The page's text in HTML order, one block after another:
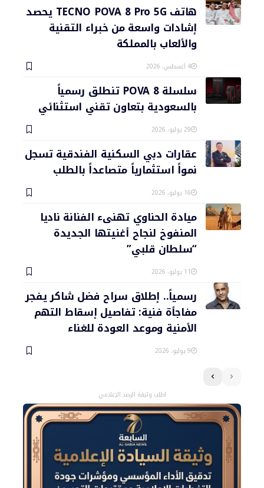
هاتف TECNO POVA 8 Pro 5G يحصد
إشادات واسعة من خبراء التقنية
والألعاب بالمملكة
4 أغسطس، 2026
سلسلة POVA 8 تنطلق رسمياً
بالسعودية بتعاون تقني استثنائي
29 يوليو، 2026
عقارات دبي السكنية الفندقية تسجل
نمواً استثمارياً متصاعداً بالطلب
16 يوليو، 2026
ميادة الحناوي تهنىء الفنانة ناديا
المنفوخ لنجاح أغنيتها الجديدة
“سلطان قلبي”
11 يوليو، 2026
رسمياً.. إطلاق سراح فضل شاكر يفجر
مفاجأة فنية: تفاصيل إسقاط التهم
الأمنية وموعد العودة للغناء
9 يوليو، 2026
اطلب وثيقة الرصد الإعلامي